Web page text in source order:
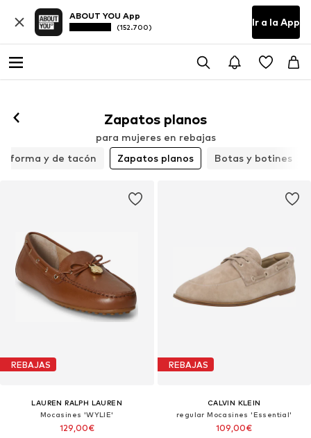
ABOUT YOU App
(152.700) Ir a la App
Zapatos planos
para mujeres en rebajas
y de tacón
Zapatos planos Botas y botines
REBAJAS
LAUREN RALPH LAUREN
Mocasines 'WYLIE'
129,00€
REBAJAS
CALVIN KLEIN
regular Mocasines 'Essential'
109,00€